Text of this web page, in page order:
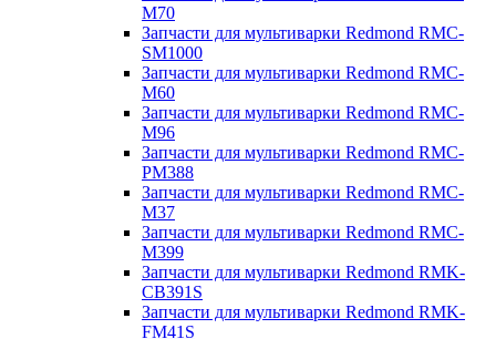
M70
Запчасти для мультиварки Redmond RMC-
SM1000
Запчасти для мультиварки Redmond RMC-
M60
Запчасти для мультиварки Redmond RMC-
M96
Запчасти для мультиварки Redmond RMC-
PM388
Запчасти для мультиварки Redmond RMC-
M37
Запчасти для мультиварки Redmond RMC-
M399
Запчасти для мультиварки Redmond RMK-
CB391S
Запчасти для мультиварки Redmond RMK-
FM41S